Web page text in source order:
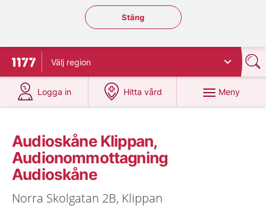
Stäng regionsväljaren
Stäng
Till startsidan för 1177
Välj region
Logga in
på 1177.se
Hitta vård
på 1177.se
Meny
Audioskåne Klippan,
Audionommottagning
Audioskåne
Norra Skolgatan 2B, Klippan